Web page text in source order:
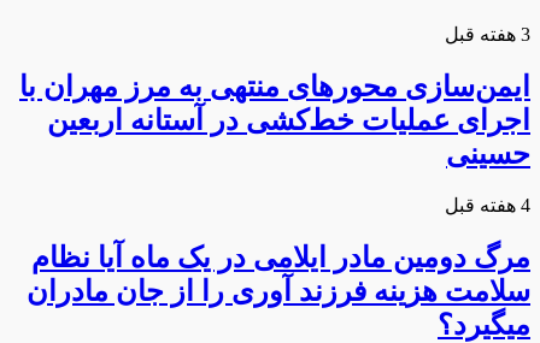
3 هفته قبل
ایمن‌سازی محورهای منتهی به مرز مهران با
اجرای عملیات خط‌کشی در آستانه اربعین
حسینی
4 هفته قبل
مرگ دومین مادر ایلامی در یک ماه آیا نظام
سلامت هزینه فرزند آوری را از جان مادران
میگیرد؟